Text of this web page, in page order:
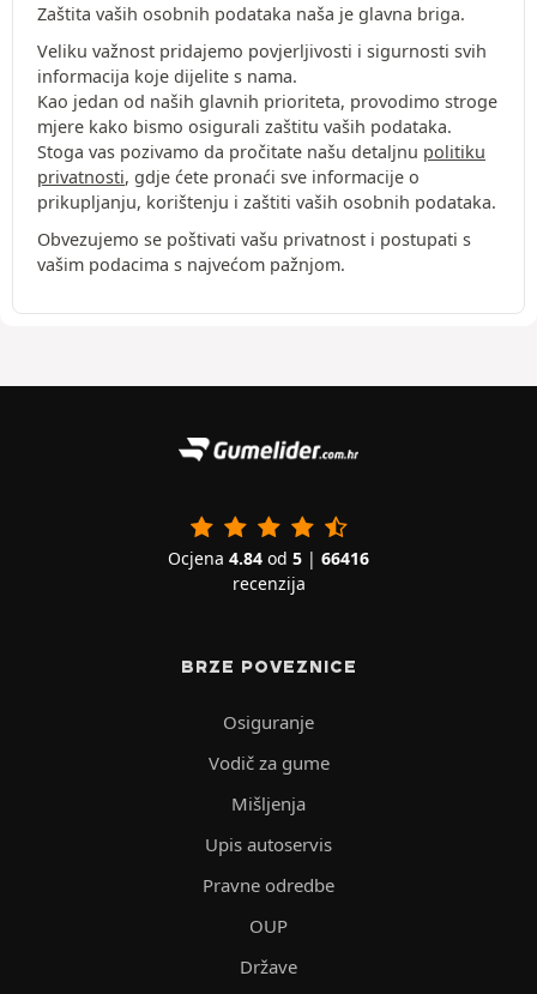
Zaštita vaših osobnih podataka naša je glavna briga.
Veliku važnost pridajemo povjerljivosti i sigurnosti svih
informacija koje dijelite s nama.
Kao jedan od naših glavnih prioriteta, provodimo stroge
mjere kako bismo osigurali zaštitu vaših podataka.
Stoga vas pozivamo da pročitate našu detaljnu politiku
privatnosti, gdje ćete pronaći sve informacije o
prikupljanju, korištenju i zaštiti vaših osobnih podataka.
Obvezujemo se poštivati vašu privatnost i postupati s
vašim podacima s najvećom pažnjom.
Ocjena 4.84 od 5 | 66416
recenzija
BRZE POVEZNICE
Osiguranje
Vodič za gume
Mišljenja
Upis autoservis
Pravne odredbe
OUP
Države